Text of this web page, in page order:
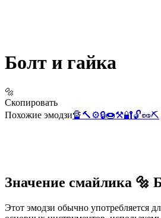
Болт и гайка
🔩
Скопировать
Похожие эмодзи🔏🔨⚙️🔒🍩⚒️🔐🔓🥜⛏️
Значение смайлика 🔩
Этот эмодзи обычно употребляется